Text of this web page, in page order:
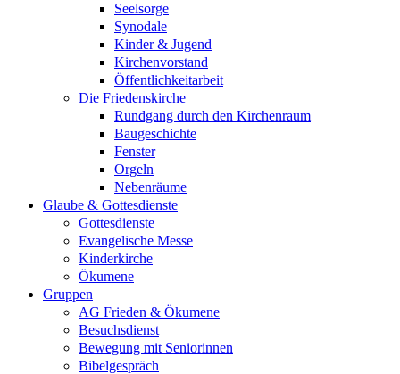
Seelsorge
Synodale
Kinder & Jugend
Kirchenvorstand
Öffentlichkeitarbeit
Die Friedenskirche
Rundgang durch den Kirchenraum
Baugeschichte
Fenster
Orgeln
Nebenräume
Glaube & Gottesdienste
Gottesdienste
Evangelische Messe
Kinderkirche
Ökumene
Gruppen
AG Frieden & Ökumene
Besuchsdienst
Bewegung mit Seniorinnen
Bibelgespräch